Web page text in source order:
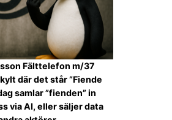
Fälttelefon m/37
där det står ”Fiende
samlar ”fienden” in
via AI, eller säljer data